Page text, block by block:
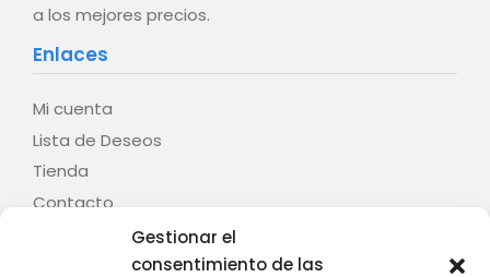
Gestionar el
consentimiento de las
a los mejores precios.
Enlaces
Mi cuenta
Lista de Deseos
Tienda
Contacto